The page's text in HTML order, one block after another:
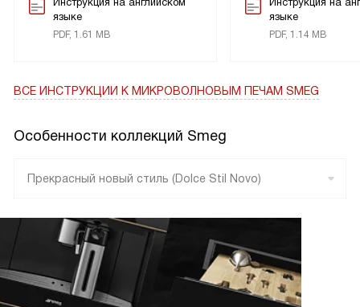
языке
PDF, 1.61 MB
языке
PDF, 1.14 MB
ВСЕ ИНСТРУКЦИИ К МИКРОВОЛНОВЫМ ПЕЧАМ SMEG
Особенности коллекций Smeg
Прекрасный новый стиль (Dolce Stil Novo)
Линия (Linea)
Кортина (Cortina)
Колониальный (Coloniale)